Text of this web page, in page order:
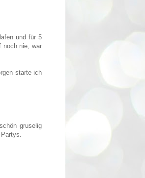
und für 5
noch nie, war
starte ich
gruselig